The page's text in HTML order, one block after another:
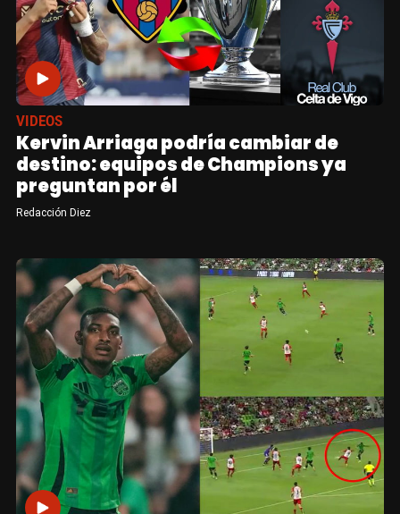
VIDEOS
Kervin Arriaga podría cambiar de
destino: equipos de Champions ya
preguntan por él
Redacción Diez